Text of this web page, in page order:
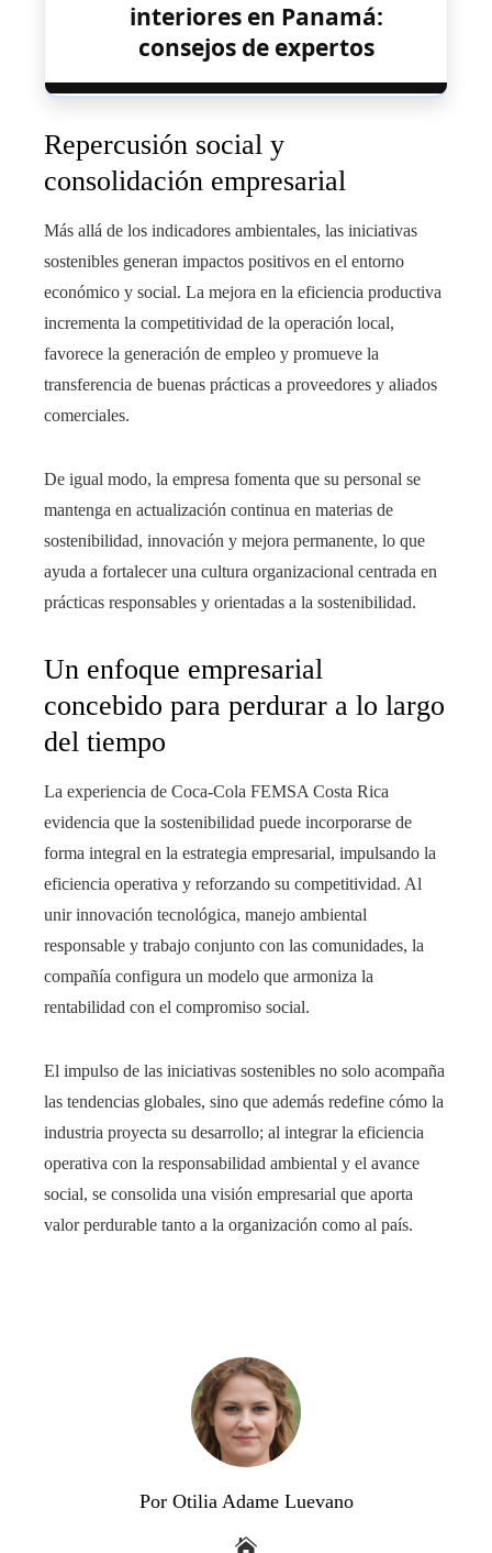
interiores en Panamá:
consejos de expertos
Repercusión social y
consolidación empresarial
Más allá de los indicadores ambientales, las iniciativas
sostenibles generan impactos positivos en el entorno
económico y social. La mejora en la eficiencia productiva
incrementa la competitividad de la operación local,
favorece la generación de empleo y promueve la
transferencia de buenas prácticas a proveedores y aliados
comerciales.
De igual modo, la empresa fomenta que su personal se
mantenga en actualización continua en materias de
sostenibilidad, innovación y mejora permanente, lo que
ayuda a fortalecer una cultura organizacional centrada en
prácticas responsables y orientadas a la sostenibilidad.
Un enfoque empresarial
concebido para perdurar a lo largo
del tiempo
La experiencia de Coca-Cola FEMSA Costa Rica
evidencia que la sostenibilidad puede incorporarse de
forma integral en la estrategia empresarial, impulsando la
eficiencia operativa y reforzando su competitividad. Al
unir innovación tecnológica, manejo ambiental
responsable y trabajo conjunto con las comunidades, la
compañía configura un modelo que armoniza la
rentabilidad con el compromiso social.
El impulso de las iniciativas sostenibles no solo acompaña
las tendencias globales, sino que además redefine cómo la
industria proyecta su desarrollo; al integrar la eficiencia
operativa con la responsabilidad ambiental y el avance
social, se consolida una visión empresarial que aporta
valor perdurable tanto a la organización como al país.
Por Otilia Adame Luevano